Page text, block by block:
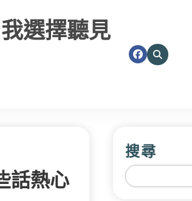
選擇聽見
話熱心
搜尋